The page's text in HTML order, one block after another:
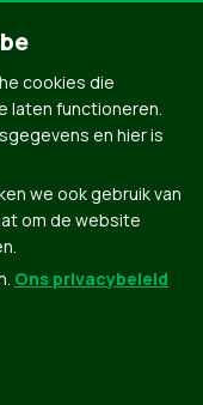
cookies die
laten functioneren.
en hier is
we ook gebruik van
om de website
Ons privacybeleid